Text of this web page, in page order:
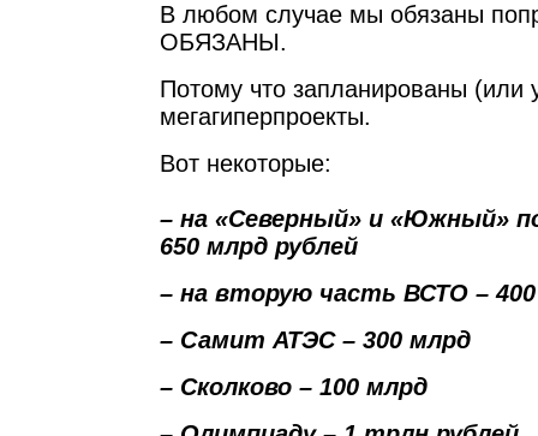
В любом случае мы обязаны
ОБЯЗАНЫ.
Потому что запланированы (или
мегагиперпроекты.
Вот некоторые:
– на «Северный» и «Южный»
650 млрд рублей
– на вторую часть ВСТО –
– Самит АТЭС – 300 млрд
– Сколково – 100 млрд